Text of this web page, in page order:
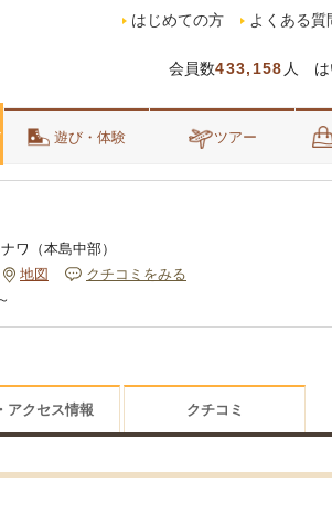
会員数433,158 人 は
はじめての方 よくある質
遊び・体験 ツアー
ワ（本島中部）
地図
クチコミをみる
アクセス情報 クチコミ